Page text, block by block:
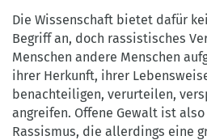
Die Wissenschaft bietet dafür
Begriff an, doch rassistisches
Menschen andere Menschen
ihrer Herkunft, ihrer
benachteiligen, verurteilen,
angreifen. Offene Gewalt ist
Rassismus, die allerdings eine